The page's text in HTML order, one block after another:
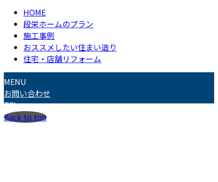
HOME
段栄ホームのプラン
施工事例
おススメしたい住まい造り
住宅・店舗リフォーム
MENU
お問い合わせ
TEL
Back to top